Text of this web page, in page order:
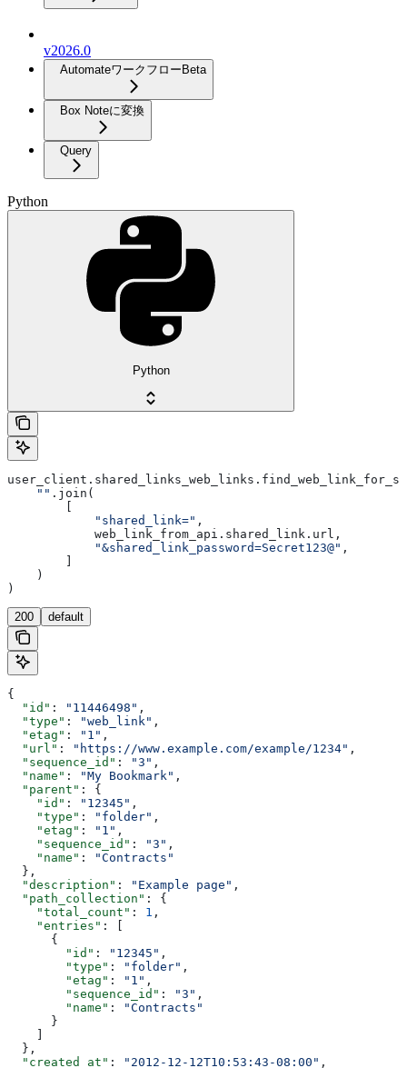
v2026.0
Automateワークフロー Beta
Box Noteに変換
Query
Python
Python
    ""
.join(
        [
            "shared_link="
,
            web_link_from_api.shared_link.url,
            "&shared_link_password=Secret123@"
,
        ]
    )
)
200 default
{
  "id"
: "11446498" ,
  "type"
: "web_link" ,
  "etag"
: "1" ,
  "url"
: "https://www.example.com/example/1234" ,
  "sequence_id"
: "3" ,
  "name"
: "My Bookmark" ,
  "parent"
: {
    "id"
: "12345" ,
    "type"
: "folder" ,
    "etag"
: "1" ,
    "sequence_id"
: "3" ,
    "name"
:
"Contracts"
  },
  "description"
: "Example page" ,
  "path_collection"
: {
    "total_count"
: 1 ,
    "entries"
: [
      {
        "id"
: "12345" ,
        "type"
: "folder" ,
        "etag"
: "1" ,
        "sequence_id"
: "3" ,
        "name"
:
"Contracts"
      }
    ]
  },
  "created_at"
: "2012-12-12T10:53:43-08:00" ,